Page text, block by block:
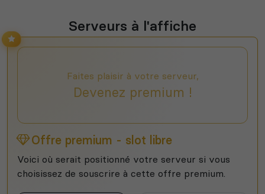
Serveurs à l'affiche
Faites plaisir à votre serveur,
Devenez premium !
Offre premium - slot libre
Voici où serait positionné votre serveur si vous
choisissez de souscrire à cette offre premium.